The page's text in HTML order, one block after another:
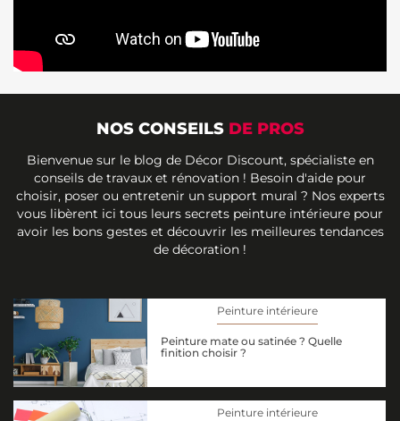
NOS CONSEILS DE PROS
Bienvenue sur le blog de Décor Discount, spécialiste en
conseils de travaux et rénovation ! Besoin d'aide pour
choisir, poser ou entretenir un support mural ? Nos experts
vous libèrent ici tous leurs secrets peinture intérieure pour
avoir les bons gestes et découvrir les meilleures tendances
de décoration !
Peinture intérieure
Peinture mate ou satinée ? Quelle
finition choisir ?
Peinture intérieure